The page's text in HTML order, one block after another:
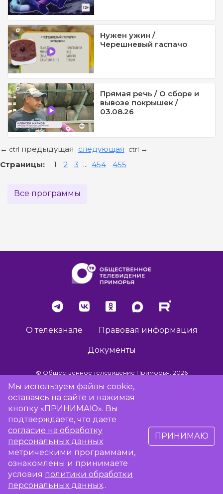
Нужен ужин /
Черешневый гаспачо
Прямая речь / О сборе и
вывозе покрышек /
03.08.26
← ctrl предыдущая следующая ctrl →
Страницы: 1 2 3 ... 454 455
Все программы
О телеканале Правовая информация
Документы
© Общественное телевидение Приморья, 2026
Разработка сайта -
Сообщить об отсутствии вещания
Мы используем файлы cookie,
оставаясь на сайте и нажимая
кнопку «ПРИНИМАЮ». Вы
подтверждаете, что даете
согласие на обработку
персональных данных
метрическими программами,
ознакомлены и принимаете
условия политики обработки
персональных данных..
ПРИНИМАЮ